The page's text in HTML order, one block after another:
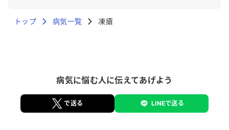
部門選出。
トップ 病気一覧 凍瘡
病気に悩む人に伝えてあげよう
で送る LINEで送る